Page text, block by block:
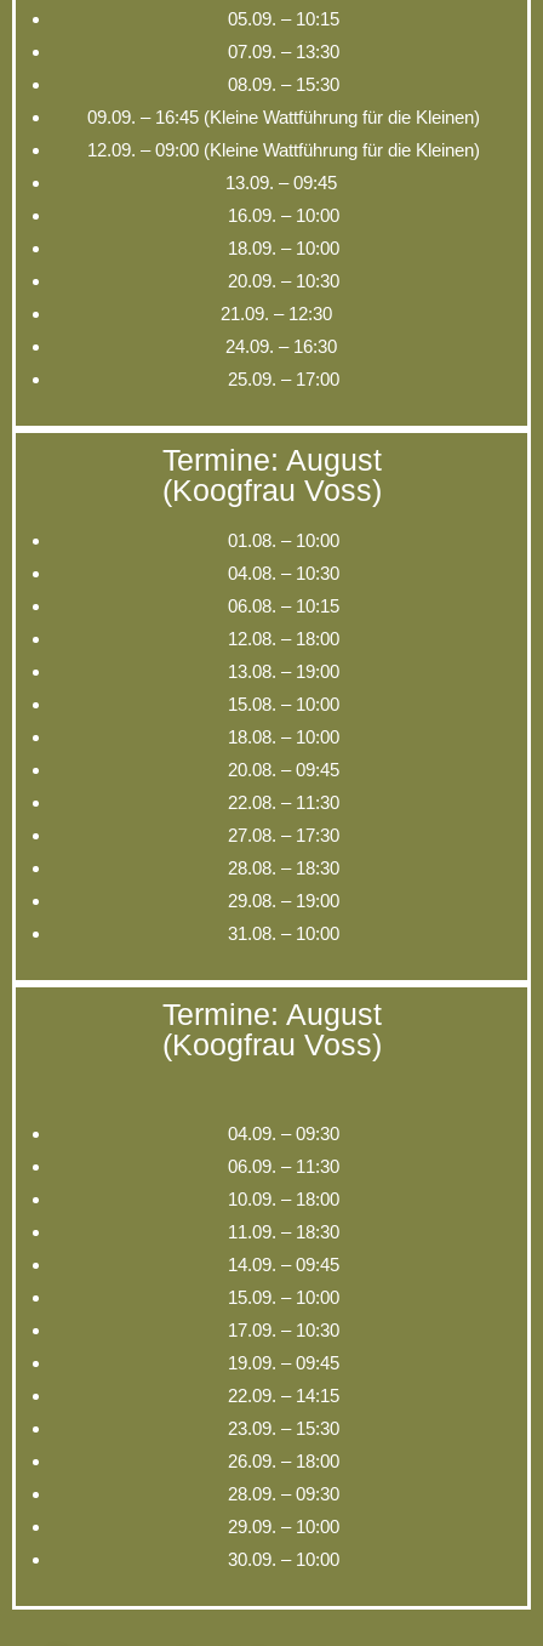
05.09. – 10:15
07.09. – 13:30
08.09. – 15:30
09.09. – 16:45 (Kleine Wattführung für die Kleinen)
12.09. – 09:00 (Kleine Wattführung für die Kleinen)
13.09. – 09:45
16.09. – 10:00
18.09. – 10:00
20.09. – 10:30
21.09. – 12:30
24.09. – 16:30
25.09. – 17:00
Termine: August
(Koogfrau Voss)
01.08. – 10:00
04.08. – 10:30
06.08. – 10:15
12.08. – 18:00
13.08. – 19:00
15.08. – 10:00
18.08. – 10:00
20.08. – 09:45
22.08. – 11:30
27.08. – 17:30
28.08. – 18:30
29.08. – 19:00
31.08. – 10:00
Termine: August
(Koogfrau Voss)
04.09. – 09:30
06.09. – 11:30
10.09. – 18:00
11.09. – 18:30
14.09. – 09:45
15.09. – 10:00
17.09. – 10:30
19.09. – 09:45
22.09. – 14:15
23.09. – 15:30
26.09. – 18:00
28.09. – 09:30
29.09. – 10:00
30.09. – 10:00